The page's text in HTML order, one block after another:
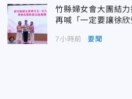
竹縣婦女會大團結
再喊「一定要讓徐欣
7小時前 要聞